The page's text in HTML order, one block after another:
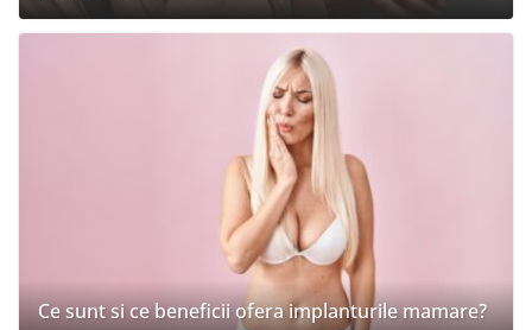
Ce sunt si ce beneficii ofera implanturile mamare?